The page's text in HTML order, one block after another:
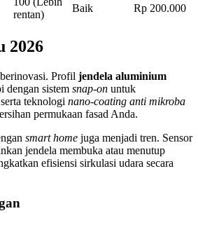
rentan)
Baik Rp 200.000
2026
Profil jendela aluminium
dengan sistem snap-on untuk
teknologi nano-coating anti mikroba
permukaan fasad Anda.
smart home juga menjadi tren. Sensor
jendela membuka atau menutup
efisiensi sirkulasi udara secara